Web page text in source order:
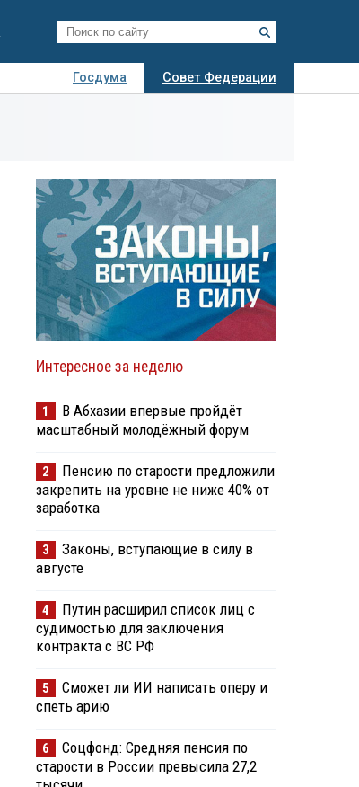
Госдума
Совет Федерации
Интересное за неделю
1
В Абхазии впервые пройдёт
масштабный молодёжный форум
2
Пенсию по старости предложили
закрепить на уровне не ниже 40% от
заработка
3
Законы, вступающие в силу в
августе
4
Путин расширил список лиц с
судимостью для заключения
контракта с ВС РФ
5
Сможет ли ИИ написать оперу и
спеть арию
6
Соцфонд: Средняя пенсия по
старости в России превысила 27,2